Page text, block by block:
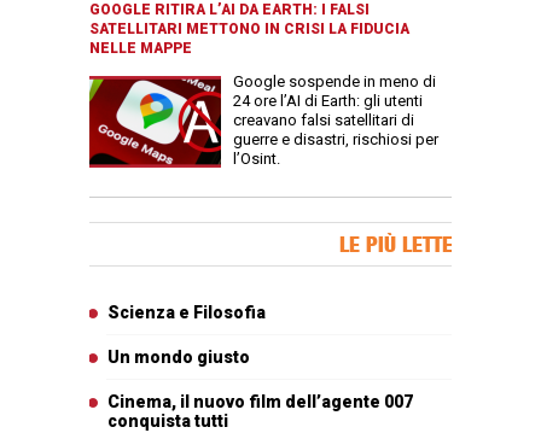
GOOGLE RITIRA L’AI DA EARTH: I FALSI
SATELLITARI METTONO IN CRISI LA FIDUCIA
NELLE MAPPE
Google sospende in meno di
24 ore l’AI di Earth: gli utenti
creavano falsi satellitari di
guerre e disastri, rischiosi per
l’Osint.
LE PIÙ LETTE
Scienza e Filosofia
Un mondo giusto
Cinema, il nuovo film dell’agente 007
conquista tutti